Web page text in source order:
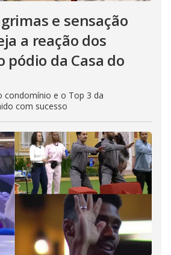
e sensação
a reação dos
da Casa do
condomínio e o Top 3 da
com sucesso